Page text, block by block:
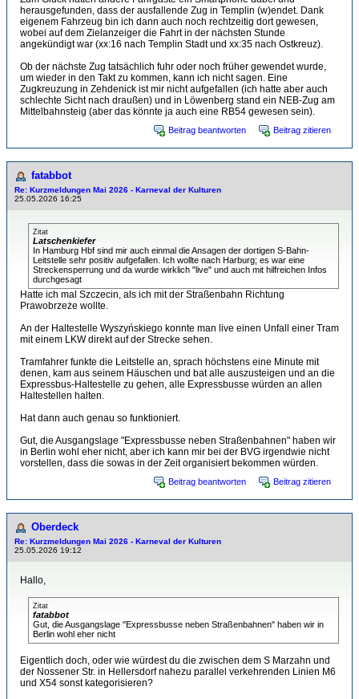
herausgefunden, dass der ausfallende Zug in Templin (w)endet. Dank
eigenem Fahrzeug bin ich dann auch noch rechtzeitig dort gewesen,
wobei auf dem Zielanzeiger die Fahrt in der nächsten Stunde
angekündigt war (xx:16 nach Templin Stadt und xx:35 nach Ostkreuz).
Ob der nächste Zug tatsächlich fuhr oder noch früher gewendet wurde,
um wieder in den Takt zu kommen, kann ich nicht sagen. Eine
Zugkreuzung in Zehdenick ist mir nicht aufgefallen (ich hatte aber auch
schlechte Sicht nach draußen) und in Löwenberg stand ein NEB-Zug am
Mittelbahnsteig (aber das könnte ja auch eine RB54 gewesen sein).
Beitrag beantworten Beitrag zitieren
fatabbot
Re: Kurzmeldungen Mai 2026 - Karneval der Kulturen
25.05.2026 16:25
Zitat
Latschenkiefer
In Hamburg Hbf sind mir auch einmal die Ansagen der dortigen S-Bahn-
Leitstelle sehr positiv aufgefallen. Ich wollte nach Harburg; es war eine
Streckensperrung und da wurde wirklich "live" und auch mit hilfreichen Infos
durchgesagt
Hatte ich mal Szczecin, als ich mit der Straßenbahn Richtung
Prawobrzeże wollte.
An der Haltestelle Wyszyńskiego konnte man live einen Unfall einer Tram
mit einem LKW direkt auf der Strecke sehen.
Tramfahrer funkte die Leitstelle an, sprach höchstens eine Minute mit
denen, kam aus seinem Häuschen und bat alle auszusteigen und an die
Expressbus-Haltestelle zu gehen, alle Expressbusse würden an allen
Haltestellen halten.
Hat dann auch genau so funktioniert.
Gut, die Ausgangslage "Expressbusse neben Straßenbahnen" haben wir
in Berlin wohl eher nicht, aber ich kann mir bei der BVG irgendwie nicht
vorstellen, dass die sowas in der Zeit organisiert bekommen würden.
Beitrag beantworten Beitrag zitieren
Oberdeck
Re: Kurzmeldungen Mai 2026 - Karneval der Kulturen
25.05.2026 19:12
Hallo,
Zitat
fatabbot
Gut, die Ausgangslage "Expressbusse neben Straßenbahnen" haben wir in
Berlin wohl eher nicht
Eigentlich doch, oder wie würdest du die zwischen dem S Marzahn und
der Nossener Str. in Hellersdorf nahezu parallel verkehrenden Linien M6
und X54 sonst kategorisieren?